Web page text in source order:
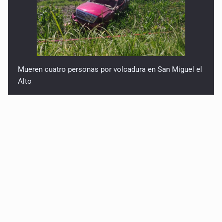
Mueren cuatro personas por volcadura en San Miguel el
Alto